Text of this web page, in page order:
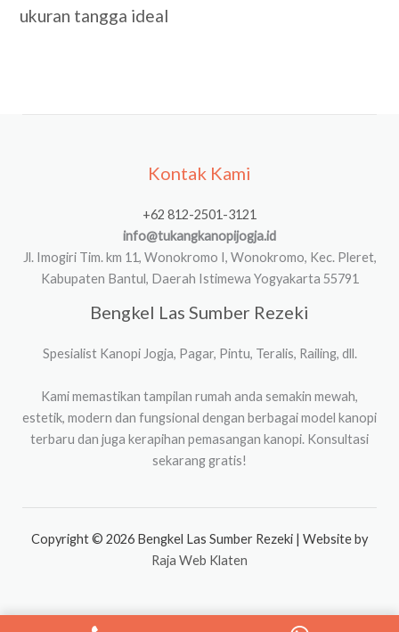
ukuran tangga ideal
Kontak Kami
+62 812-2501-3121
info@tukangkanopijogja.id
Jl. Imogiri Tim. km 11, Wonokromo I, Wonokromo, Kec. Pleret,
Kabupaten Bantul, Daerah Istimewa Yogyakarta 55791
Bengkel Las Sumber Rezeki
Spesialist Kanopi Jogja, Pagar, Pintu, Teralis, Railing, dll.
Kami memastikan tampilan rumah anda semakin mewah,
estetik, modern dan fungsional dengan berbagai model kanopi
terbaru dan juga kerapihan pemasangan kanopi. Konsultasi
sekarang gratis!
Copyright © 2026 Bengkel Las Sumber Rezeki | Website by
Raja Web Klaten